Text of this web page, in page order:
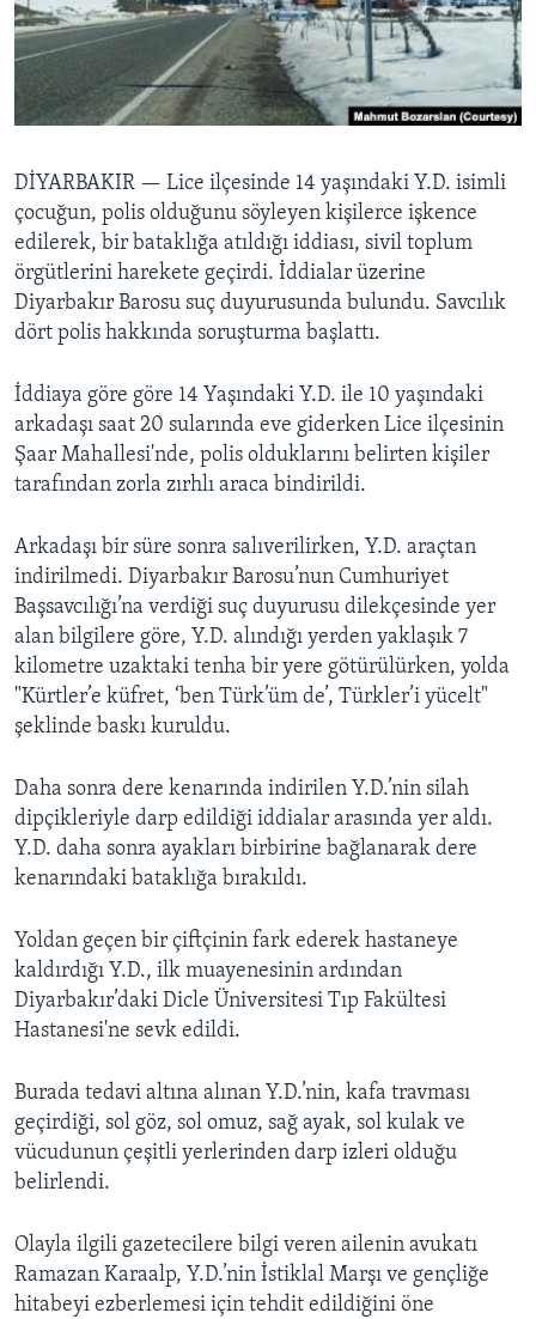
HAYATTAN
SANAT
BIZI TAKIP EDIN
Diller
DİYARBAKIR — Lice ilçesinde 14 yaşındaki Y.D. isimli
çocuğun, polis olduğunu söyleyen kişilerce işkence
edilerek, bir bataklığa atıldığı iddiası, sivil toplum
örgütlerini harekete geçirdi. İddialar üzerine
Diyarbakır Barosu suç duyurusunda bulundu. Savcılık
dört polis hakkında soruşturma başlattı.
İddiaya göre göre 14 Yaşındaki Y.D. ile 10 yaşındaki
arkadaşı saat 20 sularında eve giderken Lice ilçesinin
Şaar Mahallesi'nde, polis olduklarını belirten kişiler
tarafından zorla zırhlı araca bindirildi.
Arkadaşı bir süre sonra salıverilirken, Y.D. araçtan
indirilmedi. Diyarbakır Barosu’nun Cumhuriyet
Başsavcılığı’na verdiği suç duyurusu dilekçesinde yer
alan bilgilere göre, Y.D. alındığı yerden yaklaşık 7
kilometre uzaktaki tenha bir yere götürülürken, yolda
"Kürtler’e küfret, ‘ben Türk’üm de’, Türkler’i yücelt"
şeklinde baskı kuruldu.
Daha sonra dere kenarında indirilen Y.D.’nin silah
dipçikleriyle darp edildiği iddialar arasında yer aldı.
Y.D. daha sonra ayakları birbirine bağlanarak dere
kenarındaki bataklığa bırakıldı.
Yoldan geçen bir çiftçinin fark ederek hastaneye
kaldırdığı Y.D., ilk muayenesinin ardından
Diyarbakır’daki Dicle Üniversitesi Tıp Fakültesi
Hastanesi'ne sevk edildi.
Burada tedavi altına alınan Y.D.’nin, kafa travması
geçirdiği, sol göz, sol omuz, sağ ayak, sol kulak ve
vücudunun çeşitli yerlerinden darp izleri olduğu
belirlendi.
Olayla ilgili gazetecilere bilgi veren ailenin avukatı
Ramazan Karaalp, Y.D.’nin İstiklal Marşı ve gençliğe
hitabeyi ezberlemesi için tehdit edildiğini öne